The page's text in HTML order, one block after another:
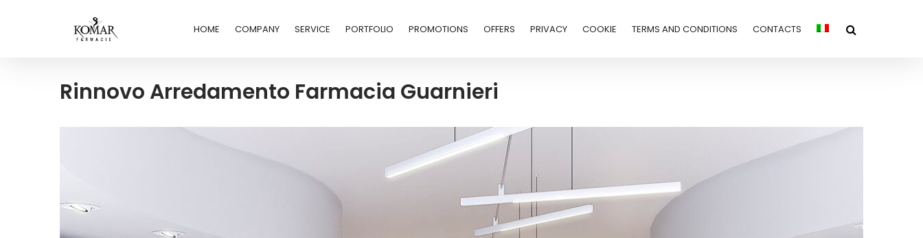
HOME COMPANY SERVICE PORTFOLIO PROMOTIONS OFFERS PRIVACY COOKIE TERMS AND CONDITIONS CONTACTS
Rinnovo Arredamento Farmacia Guarnieri